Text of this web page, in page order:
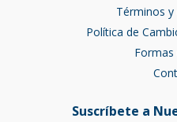
Términos
Política de
Formas
Suscríbete a